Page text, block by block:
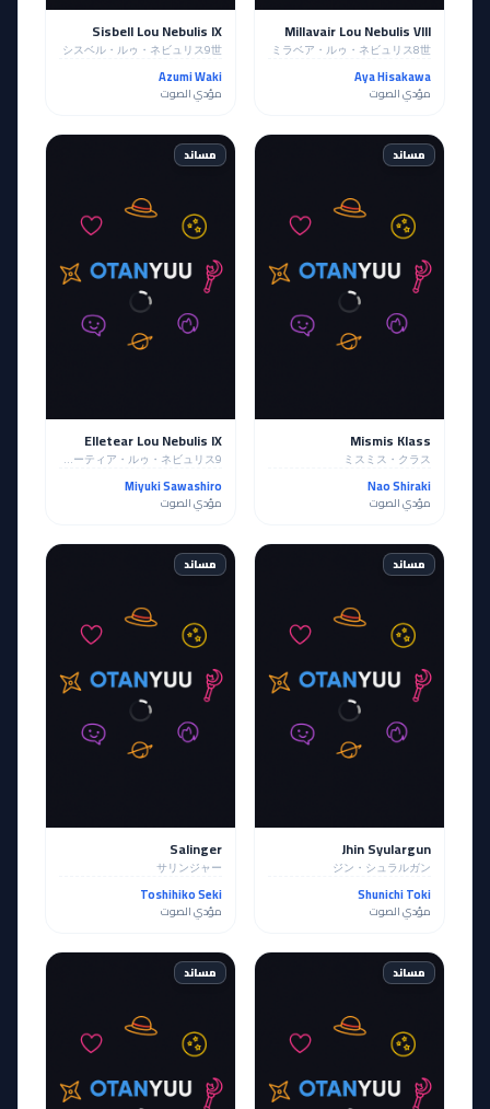
Millavair Lou Nebulis VIII
ミラベア・ルゥ・ネビュリス8世
Aya Hisakawa
مؤدي الصوت
Sisbell Lou Nebulis IX
シスベル・ルゥ・ネビュリス9世
Azumi Waki
مؤدي الصوت
مساند
Mismis Klass
ミスミス・クラス
Nao Shiraki
مؤدي الصوت
مساند
Elletear Lou Nebulis IX
イリーティア・ルゥ・ネビュリス9
Miyuki Sawashiro
مؤدي الصوت
مساند
Jhin Syulargun
ジン・シュラルガン
Shunichi Toki
مؤدي الصوت
مساند
Salinger
サリンジャー
Toshihiko Seki
مؤدي الصوت
مساند مساند